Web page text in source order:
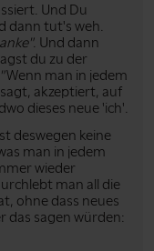
Und Du
dann tut's weh.
. Und dann
du zu der
Wenn man in jedem
akzeptiert, auf
dieses neue 'ich'.
deswegen keine
man in jedem
wieder
man all die
ohne dass neues
das sagen würden: